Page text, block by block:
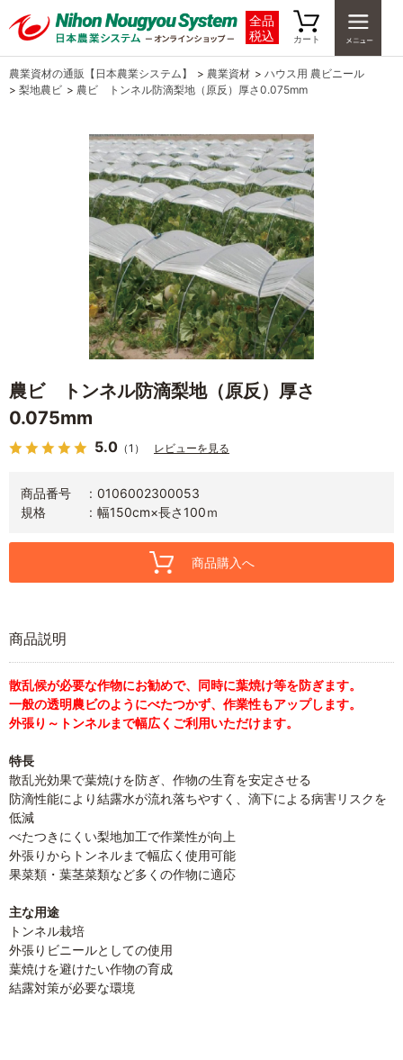
全品
税込
カート
農業資材の通販【日本農業システム】 > 農業資材 > ハウス用 農ビニール
> 梨地農ビ > 農ビ トンネル防滴梨地（原反）厚さ0.075mm
農ビ トンネル防滴梨地（原反）厚さ
0.075mm
5.0 （1） レビューを見る
商品番号
0106002300053
規格
幅150cm×長さ100ｍ
商品購入へ
商品説明
散乱候が必要な作物にお勧めで、同時に葉焼け等を防ぎます。
一般の透明農ビのようにべたつかず、作業性もアップします。
外張り～トンネルまで幅広くご利用いただけます。
特長
散乱光効果で葉焼けを防ぎ、作物の生育を安定させる
防滴性能により結露水が流れ落ちやすく、滴下による病害リスクを
低減
べたつきにくい梨地加工で作業性が向上
外張りからトンネルまで幅広く使用可能
果菜類・葉茎菜類など多くの作物に適応
主な用途
トンネル栽培
外張りビニールとしての使用
葉焼けを避けたい作物の育成
結露対策が必要な環境